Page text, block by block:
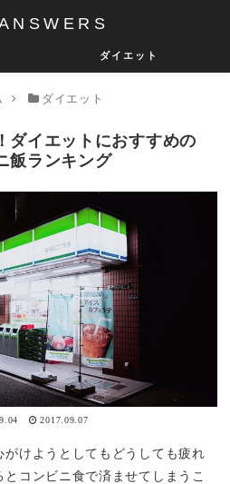
ダイエット
ダイエット
ダイエットにおすすめの
飯ランキング
2017.09.07
けようとしてもどうしても疲れ
コンビニ食で済ませてしまうこ